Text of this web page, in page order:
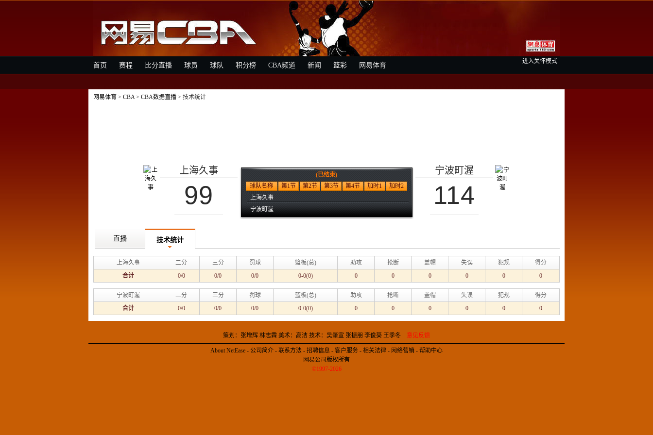
进入关怀模式
首页 赛程 比分直播 球员 球队 积分榜 CBA频道 新闻 篮彩 网易体育
网易体育 > CBA> CBA数据直播 > 技术统计
上海久事
99
(已结束)
球队名称
第1节 第2节 第3节 第4节 加时1
加时2
上海久事
宁波町渥
宁波町渥
114
直播 技术统计
上海久事 二分 三分 罚球 篮板(总) 助攻 抢断 盖帽 失误 犯规
得分
合计
0/0 0/0 0/0 0-0(0) 0 0 0 0 0 0
宁波町渥 二分 三分 罚球 篮板(总) 助攻 抢断 盖帽 失误 犯规
得分
合计
0/0 0/0 0/0 0-0(0) 0 0 0 0 0 0
策划：张增辉 林志霖 美术：高洁 技术：吴肇宣 张振朋 李俊葵 王季冬 意见反馈
About NetEase - 公司简介 - 联系方法 - 招聘信息 - 客户服务 - 相关法律 - 网络营销 - 帮助中心
网易公司版权所有
©1997-2026